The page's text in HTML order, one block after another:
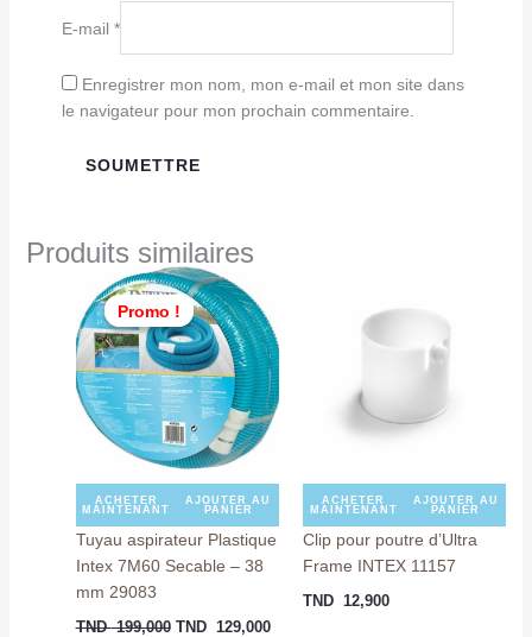
E-mail *
Enregistrer mon nom, mon e-mail et mon site dans
le navigateur pour mon prochain commentaire.
Produits similaires
Promo !
Promo !
ACHETER
MAINTENANT
AJOUTER AU
PANIER
Tuyau aspirateur Plastique
Intex 7M60 Secable – 38
mm 29083
TND199,000
Le
prix
initial
était :
TND
199,000.
TND 129,000
est :
TND
129,000.
ACHETER
MAINTENANT
AJOUTER AU
PANIER
Clip pour poutre d’Ultra
Frame INTEX 11157
TND 12,900